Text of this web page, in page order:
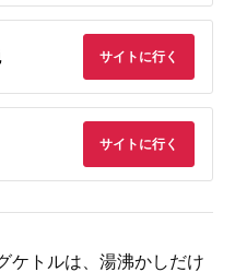
サイトに行く
サイトに行く
ケトルは、湯沸かしだけ